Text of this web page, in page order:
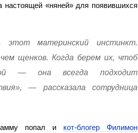
«няней» для появившихся
этот материнский инстинкт.
щенков. Когда берем их, чтоб
— она всегда подходит
— рассказала сотрудница
попал и кот-блогер Филимон